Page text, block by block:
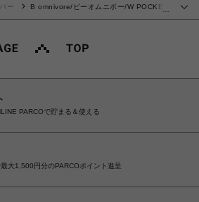
ー
B omnivore/ビーオムニボー/W POCKET
PARCOで貯まる＆使える
大1,500円分のPARCOポイント進呈